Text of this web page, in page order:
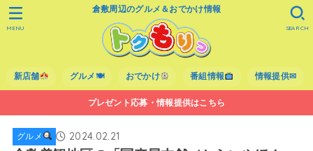
倉敷周辺のグルメ＆おでかけ情報
新店舗 グルメ🍽 おでかけ 番組情報 情報提供✉
SEARCH
MENU
プレゼント応募・情報提供はこちら
グルメ 2024.02.21